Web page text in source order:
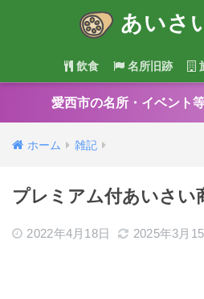
あいさ
飲食 名所旧跡
愛西市の名所・イベント
ホーム 雑記
プレミアム付あいさい
2022年4月18日 2025年3月